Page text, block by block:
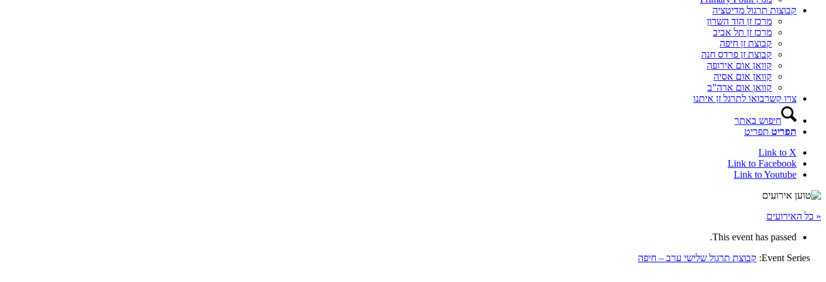
קבוצות תרגול מדיטציה
מרכז זן הוד השרון
מרכז זן תל אביב
קבוצת זן חיפה
קבוצת זן פרדס חנה
קוואן אום אירופה
קוואן אום אסיה
קוואן אום ארה”ב
צרו קשרבואו לתרגל זן איתנו
חיפוש באתר
תפריט תפריט
Link to X
Link to Facebook
Link to Youtube
« כל האירועים
This event has passed.
Event Series: קבוצת תרגול שלישי ערב – חיפה